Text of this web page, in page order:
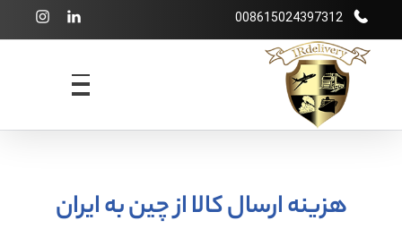
008615024397312
هزینه ارسال کالا از چین به ایران